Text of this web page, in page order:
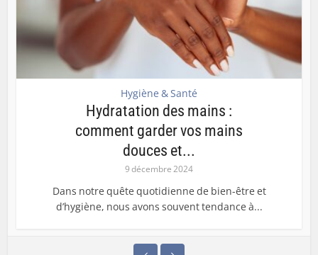
Hygiène & Santé
Hydratation des mains :
comment garder vos mains
douces et...
9 décembre 2024
Dans notre quête quotidienne de bien-être et
d’hygiène, nous avons souvent tendance à...